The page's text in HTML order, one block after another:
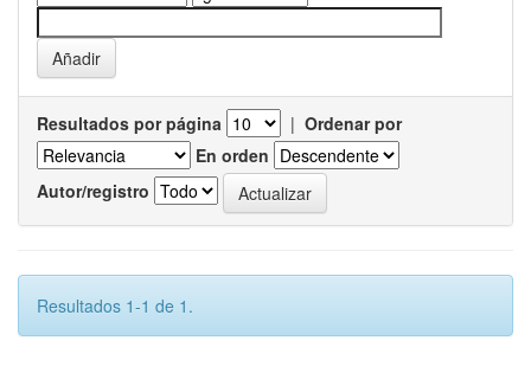
Resultados por página | Ordenar por
En orden
Autor/registro
Resultados 1-1 de 1.